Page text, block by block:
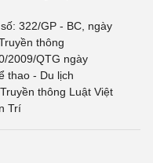
322/GP - BC, ngày
thông
2009/QTG ngày
thao - Du lịch
thông Luật Việt
Trí